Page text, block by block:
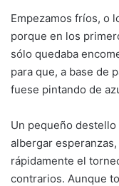
Empezamos fríos, o
porque en los
sólo quedaba
para que, a base de
fuese pintando de
Un pequeño
albergar
rápidamente el
contrarios. Aunque